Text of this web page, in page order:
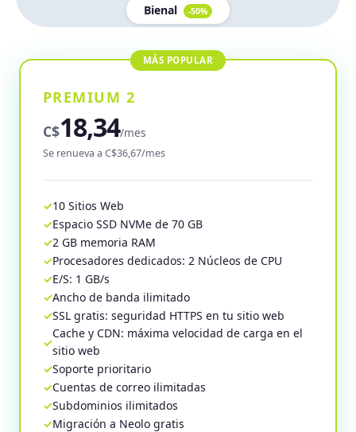
Bienal -50%
PREMIUM 2
C$18,34/mes
Se renueva a C$36,67/mes
10 Sitios Web
Espacio SSD NVMe de 70 GB
2 GB memoria RAM
Procesadores dedicados: 2 Núcleos de CPU
E/S: 1 GB/s
Ancho de banda ilimitado
SSL gratis: seguridad HTTPS en tu sitio web
Cache y CDN: máxima velocidad de carga en el
sitio web
Soporte prioritario
Cuentas de correo ilimitadas
Subdominios ilimitados
Migración a Neolo gratis